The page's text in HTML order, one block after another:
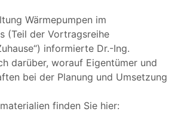
Wärmepumpen im
(Teil der Vortragsreihe
informierte Dr.-Ing.
darüber, worauf Eigentümer und
bei der Planung und Umsetzung
finden Sie hier: